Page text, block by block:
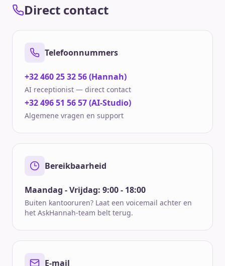
Direct contact
Telefoonnummers
+32 460 25 32 56 (Hannah)
AI receptionist — direct contact
+32 496 51 56 57 (AI-Studio)
Algemene vragen en support
Bereikbaarheid
Maandag - Vrijdag: 9:00 - 18:00
Buiten kantooruren? Laat een voicemail achter en
het AskHannah-team belt terug.
E-mail